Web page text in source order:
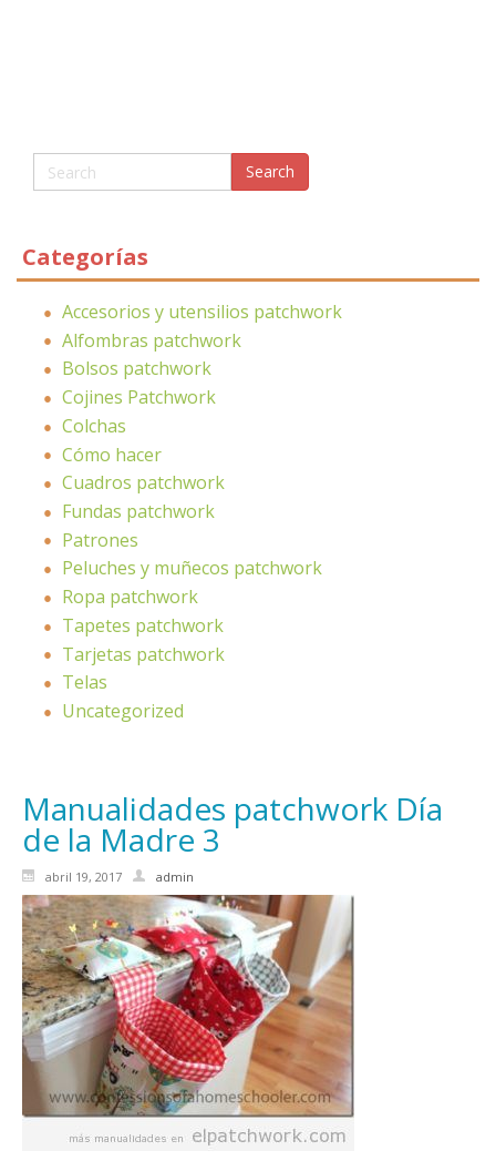
Categorías
Accesorios y utensilios patchwork
Alfombras patchwork
Bolsos patchwork
Cojines Patchwork
Colchas
Cómo hacer
Cuadros patchwork
Fundas patchwork
Patrones
Peluches y muñecos patchwork
Ropa patchwork
Tapetes patchwork
Tarjetas patchwork
Telas
Uncategorized
Manualidades patchwork Día
de la Madre 3
abril 19, 2017 admin